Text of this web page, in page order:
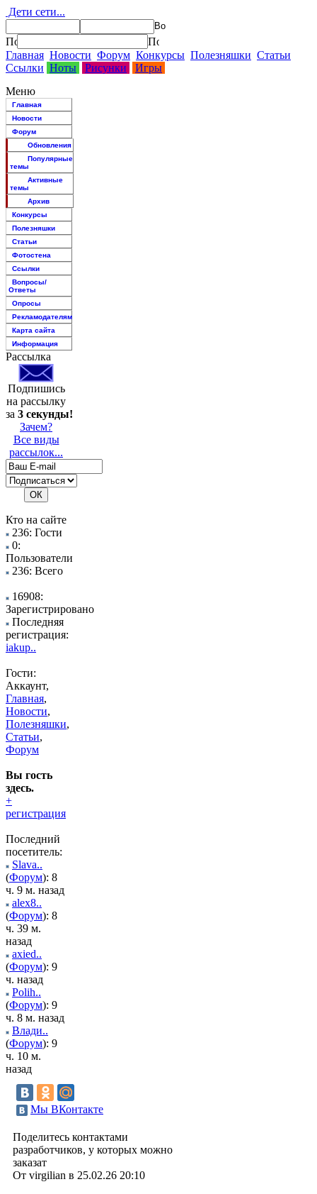
Дети сети...
Главная Новости Форум Конкурсы Полезняшки Статьи
Ссылки Ноты Рисунки
Игры
Меню
Главная
Новости
Форум
Обновления
Популярные
темы
Активные
темы
Архив
Конкурсы
Полезняшки
Статьи
Фотостена
Ссылки
Вопросы/
Ответы
Опросы
Рекламодателям
Карта сайта
Информация
Рассылка
Подпишись
на рассылку
за 3 секунды!
Зачем?
Все виды
рассылок...
Кто на сайте
236: Гости
0:
Пользователи
236: Всего
16908:
Зарегистрировано
Последняя
регистрация:
iakup..
Гости:
Аккаунт,
Главная,
Новости,
Полезняшки,
Статьи,
Форум
Вы гость
здесь.
+
регистрация
Последний
посетитель:
Slava..
(Форум): 8
ч. 9 м. назад
alex8..
(Форум): 8
ч. 39 м.
назад
axied..
(Форум): 9
ч. назад
Polih..
(Форум): 9
ч. 8 м. назад
Влади..
(Форум): 9
ч. 10 м.
назад
Мы ВКонтакте
Поделитесь контактами
разработчиков, у которых можно
заказат
От virgilian в 25.02.26 20:10